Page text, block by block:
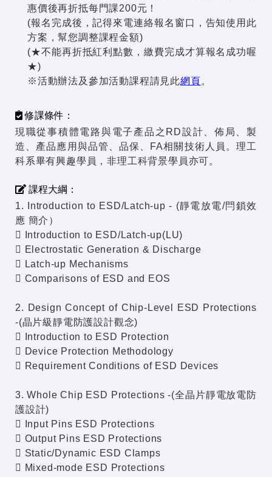
惠價後再折抵每門課200元！
(報名完成後，記得來電連絡報名窗口，告知使用此
方案，幫您調整課程金額)
(★不能再折抵紅利點數，繳費完成才算報名成功喔
★)
※活動辦法及參加活動課程請見此網頁。
修課條件：
現職從事積體電路與電子產品之RD設計、佈局、製
造、產品應用與品管、品保、FA相關技術人員。理工
科系畢有興趣學員，非理工科背景學員亦可。
課程大綱：
1. Introduction to ESD/Latch-up - (靜電放電/閂鎖效
應 簡介）
 Introduction to ESD/Latch-up(LU)
 Electrostatic Generation & Discharge
 Latch-up Mechanisms
 Comparisons of ESD and EOS
2. Design Concept of Chip-Level ESD Protections
-(晶片級靜電防護設計觀念)
 Introduction to ESD Protection
 Device Protection Methodology
 Requirement Conditions of ESD Devices
3. Whole Chip ESD Protections -(全晶片靜電放電防
護設計)
 Input Pins ESD Protections
 Output Pins ESD Protections
 Static/Dynamic ESD Clamps
 Mixed-mode ESD Protections